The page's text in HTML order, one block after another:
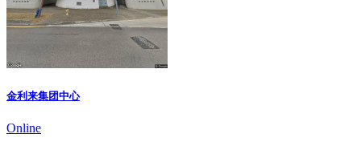
金利来集团中心
Online